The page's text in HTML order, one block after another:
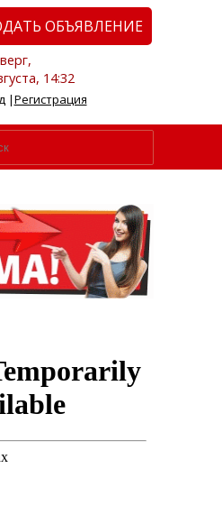
ОБЪЯВЛЕНИЕ
14:32
|Регистрация